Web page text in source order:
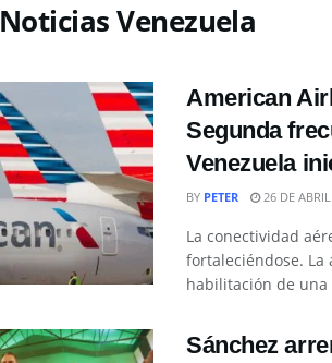
Noticias Venezuela
American
Segunda
Venezuela
BY PETER 26 DE
La conectividad
fortaleciéndose.
habilitación de una
Sánchez